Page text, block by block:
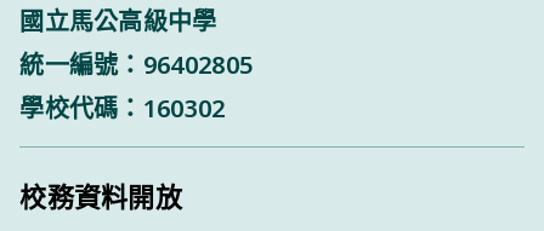
國立馬公高級中學
統一編號：96402805
學校代碼：160302
校務資料開放